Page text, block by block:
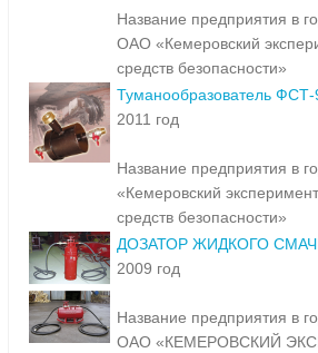
Название предприятия в
ОАО «Кемеровский
средств безопасности»
Туманообразователь ФСТ-
2011 год
Название предприятия в
«Кемеровский
средств безопасности»
ДОЗАТОР ЖИДКОГО
2009 год
Название предприятия в
ОАО «КЕМЕРОВСКИЙ